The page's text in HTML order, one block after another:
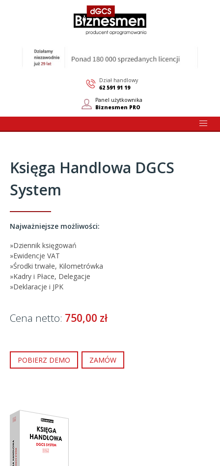
Dział handlowy
62 591 91 19
Panel użytkownika
Biznesmen PRO
Księga Handlowa DGCS
System
Najważniejsze możliwości:
Dziennik księgowań
Ewidencje VAT
Środki trwałe, Kilometrówka
Kadry i Płace, Delegacje
Deklaracje i JPK
Cena netto: 750,00 zł
POBIERZ DEMO ZAMÓW